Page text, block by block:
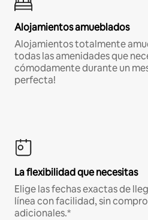
Alojamientos amueblados
Alojamientos totalmente
todas las amenidades que
cómodamente durante un
perfecta!
La flexibilidad que necesitas
Elige las fechas exactas de
línea con facilidad, sin
adicionales.*